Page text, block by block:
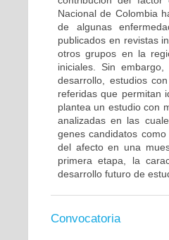
Nacional de Colombia
de algunas
publicados en revistas
otros grupos en la
iniciales. Sin
desarrollo, estudios
referidas que permitan
plantea un estudio con
analizadas en las
genes candidatos
del afecto en una
primera etapa, la
desarrollo futuro de
Convocatoria